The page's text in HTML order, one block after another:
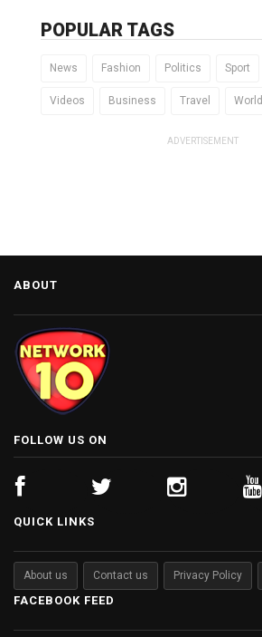
POPULAR TAGS
News Fashion Politics Sport
Videos Business Travel World
ADVERTISEMENT
ABOUT
FOLLOW US ON
QUICK LINKS
About us Contact us Privacy Policy
FACEBOOK FEED